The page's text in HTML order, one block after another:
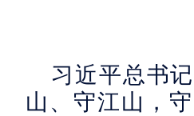
习近平总书
山、守江山，